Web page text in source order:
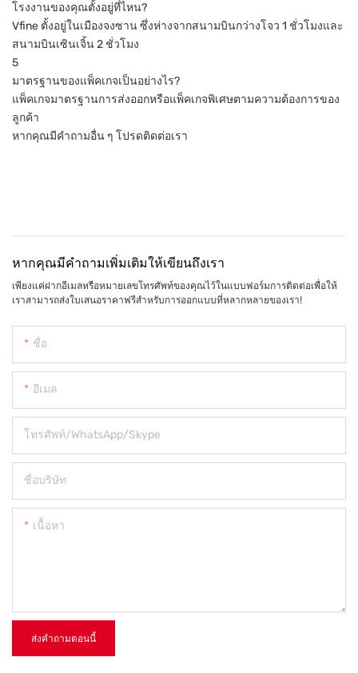
โรงงานของคุณตั้งอยู่ที่ไหน?
Vfine ตั้งอยู่ในเมืองจงซาน ซึ่งห่างจากสนามบินกว่างโจว 1 ชั่วโมงและ
สนามบินเซินเจิ้น 2 ชั่วโมง
5
มาตรฐานของแพ็คเกจเป็นอย่างไร?
แพ็คเกจมาตรฐานการส่งออกหรือแพ็คเกจพิเศษตามความต้องการของ
ลูกค้า
หากคุณมีคำถามอื่น ๆ โปรดติดต่อเรา
หากคุณมีคำถามเพิ่มเติมให้เขียนถึงเรา
เพียงแค่ฝากอีเมลหรือหมายเลขโทรศัพท์ของคุณไว้ในแบบฟอร์มการติดต่อเพื่อให้
เราสามารถส่งใบเสนอราคาฟรีสำหรับการออกแบบที่หลากหลายของเรา!
ชื่อ
อีเมล
โทรศัพท์/WhatsApp/Skype
ชื่อบริษัท
เนื้อหา
ส่งคำถามตอนนี้